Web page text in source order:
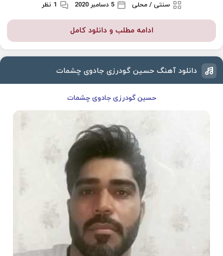
سنتی / محلی 5 دسامبر 2020 1 نظر
ادامه مطلب و دانلود کامل
دانلود آهنگ حسین گودرزی جادوی چشمات
حسین گودرزی جادوی چشمات